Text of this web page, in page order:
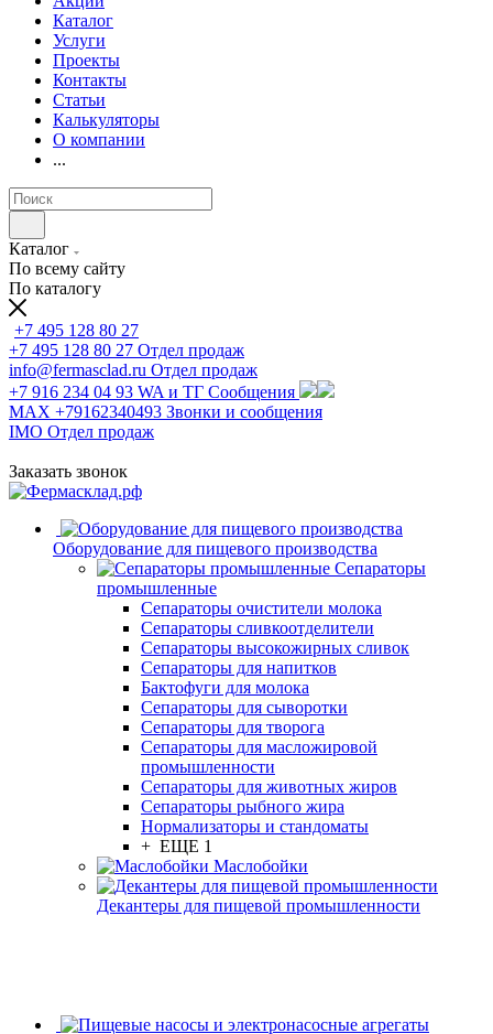
Каталог
Услуги
Проекты
Контакты
Статьи
Калькуляторы
О компании
...
Каталог
По всему сайту
По каталогу
+7 495 128 80 27
+7 495 128 80 27 Отдел продаж
info@fermasclad.ru Отдел продаж
+7 916 234 04 93 WA и ТГ Сообщения
MAX +79162340493 Звонки и сообщения
IMO Отдел продаж
Заказать звонок
Оборудование для пищевого производства
Сепараторы
промышленные
Сепараторы очистители молока
Сепараторы сливкоотделители
Сепараторы высокожирных сливок
Сепараторы для напитков
Бактофуги для молока
Сепараторы для сыворотки
Сепараторы для творога
Сепараторы для масложировой
промышленности
Сепараторы для животных жиров
Сепараторы рыбного жира
Нормализаторы и стандоматы
+ ЕЩЕ 1
Маслобойки
Декантеры для пищевой промышленности